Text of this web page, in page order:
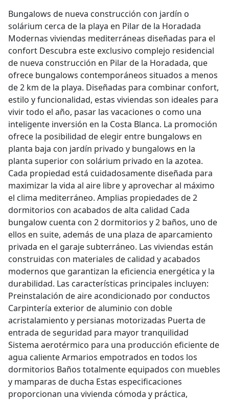
Bungalows de nueva construcción con jardín o
solárium cerca de la playa en Pilar de la Horadada
Modernas viviendas mediterráneas diseñadas para el
confort Descubra este exclusivo complejo residencial
de nueva construcción en Pilar de la Horadada, que
ofrece bungalows contemporáneos situados a menos
de 2 km de la playa. Diseñadas para combinar confort,
estilo y funcionalidad, estas viviendas son ideales para
vivir todo el año, pasar las vacaciones o como una
inteligente inversión en la Costa Blanca. La promoción
ofrece la posibilidad de elegir entre bungalows en
planta baja con jardín privado y bungalows en la
planta superior con solárium privado en la azotea.
Cada propiedad está cuidadosamente diseñada para
maximizar la vida al aire libre y aprovechar al máximo
el clima mediterráneo. Amplias propiedades de 2
dormitorios con acabados de alta calidad Cada
bungalow cuenta con 2 dormitorios y 2 baños, uno de
ellos en suite, además de una plaza de aparcamiento
privada en el garaje subterráneo. Las viviendas están
construidas con materiales de calidad y acabados
modernos que garantizan la eficiencia energética y la
durabilidad. Las características principales incluyen:
Preinstalación de aire acondicionado por conductos
Carpintería exterior de aluminio con doble
acristalamiento y persianas motorizadas Puerta de
entrada de seguridad para mayor tranquilidad
Sistema aerotérmico para una producción eficiente de
agua caliente Armarios empotrados en todos los
dormitorios Baños totalmente equipados con muebles
y mamparas de ducha Estas especificaciones
proporcionan una vivienda cómoda y práctica,